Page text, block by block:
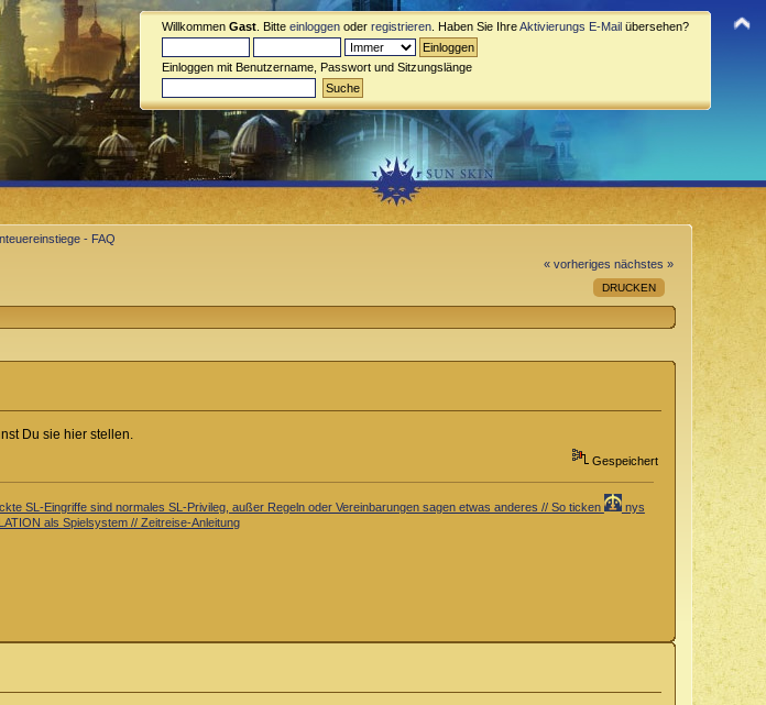
Willkommen Gast . Bitte einloggen oder registrieren . Haben Sie IhreAktivierungs E-Mail übersehen?
Einloggen mit Benutzername, Passwort und Sitzungslänge
- FAQ
« vorheriges nächstes »
DRUCKEN
Du sie hier stellen.
Gespeichert
SL-Eingriffe sind normales SL-Privileg, außer Regeln oder Vereinbarungen sagen etwas anderes // So ticken
nys
als Spielsystem // Zeitreise-Anleitung